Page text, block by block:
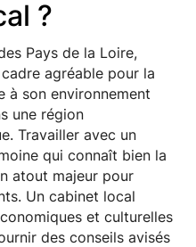
?
Pays de la Loire,
agréable pour la
à son environnement
une région
Travailler avec un
qui connaît bien la
atout majeur pour
Un cabinet local
et culturelles
des conseils avisés